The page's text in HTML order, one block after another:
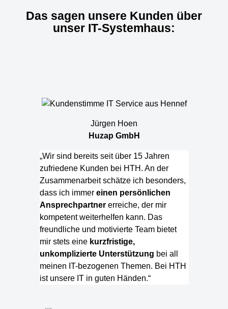
Das sagen unsere Kunden über
unser IT-Systemhaus:
Jürgen Hoen
Huzap GmbH
„Wir sind bereits seit über 15 Jahren
zufriedene Kunden bei HTH. An der
Zusammenarbeit schätze ich besonders,
dass ich immer einen persönlichen
Ansprechpartnererreiche, der mir
kompetent weiterhelfen kann. Das
freundliche und motivierte Team bietet
mir stets eine kurzfristige,
unkomplizierte Unterstützung bei all
meinen IT-bezogenen Themen. Bei HTH
ist unsere IT in guten Händen.“